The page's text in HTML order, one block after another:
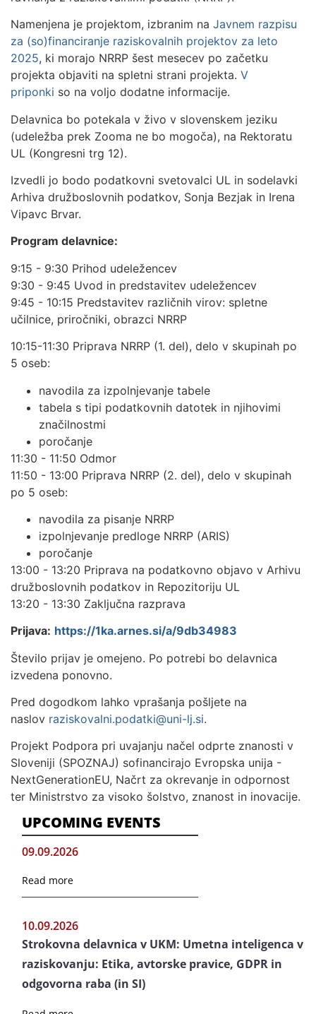
Namenjena je projektom, izbranim na Javnem razpisu
za (so)financiranje raziskovalnih projektov za leto
2025, ki morajo NRRP šest mesecev po začetku
projekta objaviti na spletni strani projekta. V
priponki so na voljo dodatne informacije.
Delavnica bo potekala v živo v slovenskem jeziku
(udeležba prek Zooma ne bo mogoča), na Rektoratu
UL (Kongresni trg 12).
Izvedli jo bodo podatkovni svetovalci UL in sodelavki
Arhiva družboslovnih podatkov, Sonja Bezjak in Irena
Vipavc Brvar.
Program delavnice:
9:15 - 9:30 Prihod udeležencev
9:30 - 9:45 Uvod in predstavitev udeležencev
9:45 - 10:15 Predstavitev različnih virov: spletne
učilnice, priročniki, obrazci NRRP
10:15-11:30 Priprava NRRP (1. del), delo v skupinah po
5 oseb:
navodila za izpolnjevanje tabele
tabela s tipi podatkovnih datotek in njihovimi
značilnostmi
poročanje
11:30 - 11:50 Odmor
11:50 - 13:00 Priprava NRRP (2. del), delo v skupinah
po 5 oseb:
navodila za pisanje NRRP
izpolnjevanje predloge NRRP (ARIS)
poročanje
13:00 - 13:20 Priprava na podatkovno objavo v Arhivu
družboslovnih podatkov in Repozitoriju UL
13:20 - 13:30 Zaključna razprava
Prijava: https://1ka.arnes.si/a/9db34983
Število prijav je omejeno. Po potrebi bo delavnica
izvedena ponovno.
Pred dogodkom lahko vprašanja pošljete na
naslov raziskovalni.podatki@uni-lj.si.
Projekt Podpora pri uvajanju načel odprte znanosti v
Sloveniji (SPOZNAJ) sofinancirajo Evropska unija -
NextGenerationEU, Načrt za okrevanje in odpornost
ter Ministrstvo za visoko šolstvo, znanost in inovacije.
UPCOMING EVENTS
09.09.2026
Read more
10.09.2026
Strokovna delavnica v UKM: Umetna inteligenca v
raziskovanju: Etika, avtorske pravice, GDPR in
odgovorna raba (in SI)